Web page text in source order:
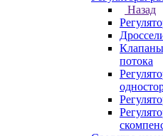
Назад
Клапаны
потока